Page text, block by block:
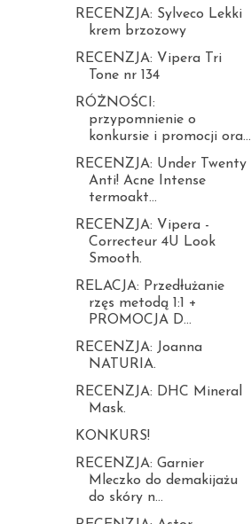
RECENZJA: Sylveco Lekki
krem brzozowy
RECENZJA: Vipera Tri
Tone nr 134
RÓŻNOŚCI:
przypomnienie o
konkursie i promocji ora...
RECENZJA: Under Twenty
Anti! Acne Intense
termoakt...
RECENZJA: Vipera -
Correcteur 4U Look
Smooth.
RELACJA: Przedłużanie
rzęs metodą 1:1 +
PROMOCJA D...
RECENZJA: Joanna
NATURIA.
RECENZJA: DHC Mineral
Mask.
KONKURS!
RECENZJA: Garnier
Mleczko do demakijażu
do skóry n...